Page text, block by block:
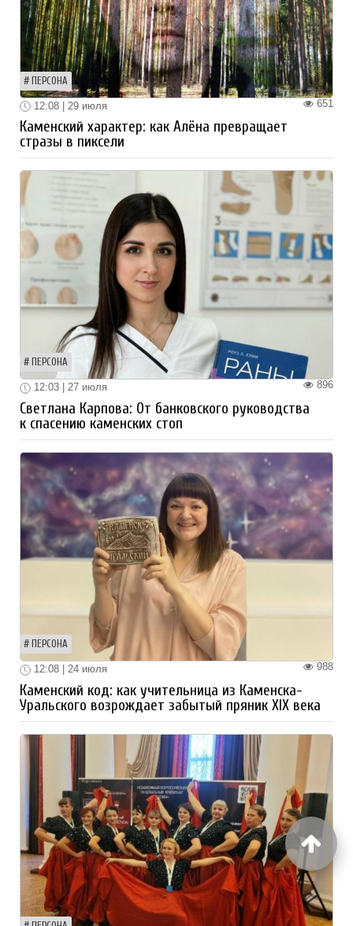
ПЕРСОНА
651
12:08 | 29 июля
Каменский характер: как Алёна превращает
стразы в пиксели
ПЕРСОНА
896
12:03 | 27 июля
Светлана Карпова: От банковского руководства
к спасению каменских стоп
ПЕРСОНА
988
12:08 | 24 июля
Каменский код: как учительница из Каменска-
Уральского возрождает забытый пряник XIX века